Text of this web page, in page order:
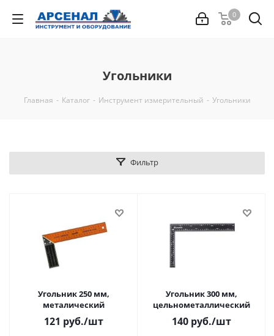
0
Угольники
Главная - Каталог - Инструмент измерительный - Угольники
Фильтр
Угольник 250 мм,
металический
121 руб./шт
Угольник 300 мм,
цельнометаллический
140 руб./шт